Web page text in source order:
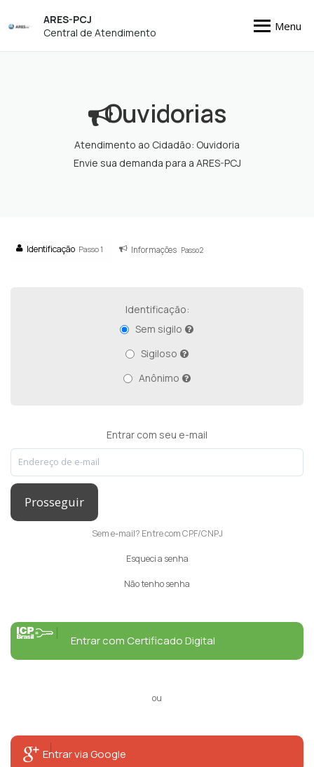
ARES-PCJ
Central de Atendimento
Menu
Ouvidorias
Atendimento ao Cidadão: Ouvidoria
Envie sua demanda para a ARES-PCJ
Identificação Passo 1 Informações Passo 2
Identificação:
Sem sigilo
Sigiloso
Anônimo
Entrar com seu e-mail
Prosseguir
Sem e-mail? Entre com CPF/CNPJ
Esqueci a senha
Não tenho senha
Entrar com Certificado Digital
ou
Entrar via Google